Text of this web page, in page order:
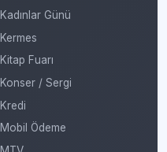
Kadınlar Günü
Kermes
Kitap Fuarı
Konser / Sergi
Kredi
Mobil Ödeme